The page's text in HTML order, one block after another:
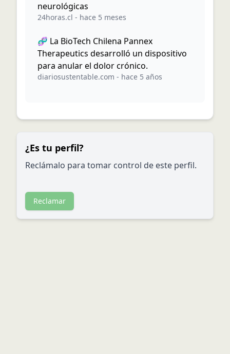
neurológicas
24horas.cl - hace 5 meses
🧬 La BioTech Chilena Pannex
Therapeutics desarrolló un dispositivo
para anular el dolor crónico.
diariosustentable.com - hace 5 años
¿Es tu perfil?
Reclámalo para tomar control de este perfil.
Reclamar